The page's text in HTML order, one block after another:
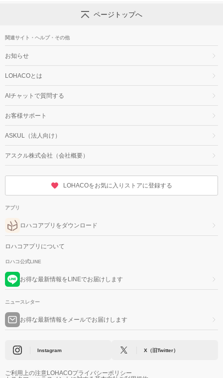
ページトップへ
関連サイト・ヘルプ・その他
お知らせ
LOHACOとは
AIチャットで質問する
お客様サポート
ASKUL（法人向け）
アスクル株式会社（会社概要）
LOHACOをお気に入りストアに登録する
アプリ
ロハコアプリをダウンロード
ロハコアプリについて
ロハコ公式LINE
お得な最新情報をLINEでお届けします
ニュースレター
お得な最新情報をメールでお届けします
Instagram X（旧Twitter）
ご利用上の注意LOHACOプライバシーポリシー